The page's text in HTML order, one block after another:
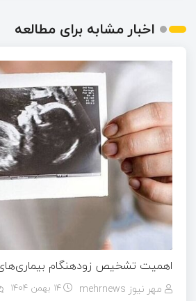
اخبار مشابه برای مطالعه
اهمیت تشخیص زودهنگام بیماری‌های
مهر نیوز mehrnews 14 بهمن 1404